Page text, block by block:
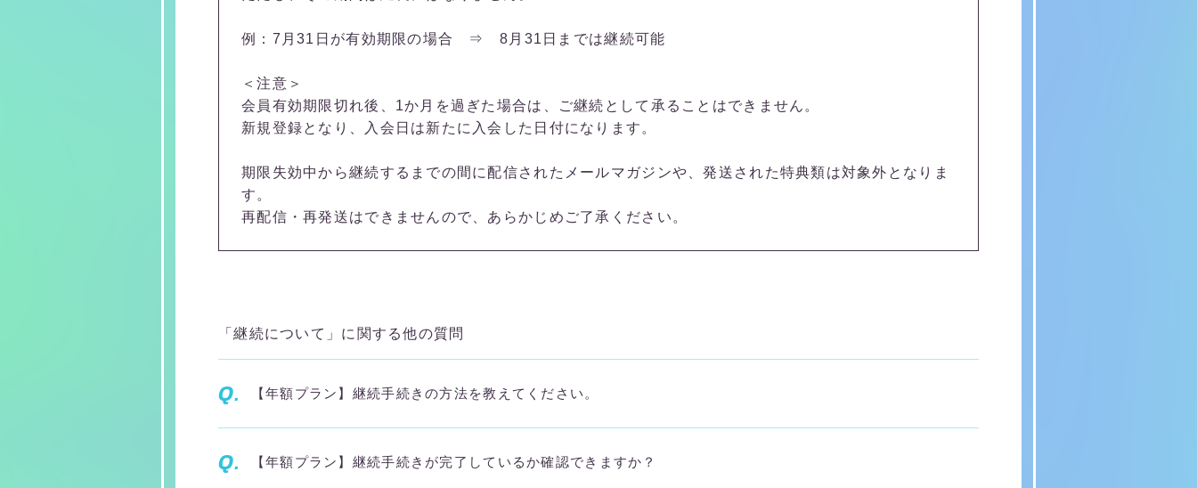
例：7月31日が有効期限の場合 ⇒ 8月31日までは継続可能
＜注意＞
会員有効期限切れ後、1か月を過ぎた場合は、ご継続として承ることはできません。
新規登録となり、入会日は新たに入会した日付になります。
期限失効中から継続するまでの間に配信されたメールマガジンや、発送された特典類は対象外となりま
す。
再配信・再発送はできませんので、あらかじめご了承ください。
「継続について」に関する他の質問
Q. 【年額プラン】継続手続きの方法を教えてください。
Q. 【年額プラン】継続手続きが完了しているか確認できますか？